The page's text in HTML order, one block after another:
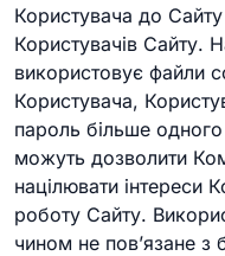
Користувача до Сайту
Користувачів Сайту.
використовує файли
Користувача,
пароль більше
можуть дозволити
націлювати інтереси
роботу Сайту.
чином не пов’язане